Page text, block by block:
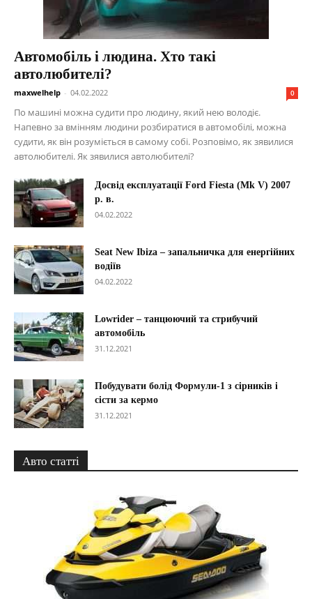
Автомобіль і людина. Хто такі
автолюбителі?
maxwelhelp - 04.02.2022 0
По машині можна судити про людину, який нею володіє.
Напевно за вмінням людини розбиратися в автомобілі, можна
судити, як він розуміється в самому собі. Розповімо, як зявилися
автолюбителі. Як зявилися автолюбителі?
Досвід експлуатації Ford Fiesta (Mk V) 2007
р. в.
04.02.2022
Seat New Ibiza – запальничка для енергійних
водіїв
04.02.2022
Lowrider – танцюючий та стрибучий
автомобіль
31.12.2021
Побудувати болід Формули-1 з сірників і
сісти за кермо
31.12.2021
Авто статті